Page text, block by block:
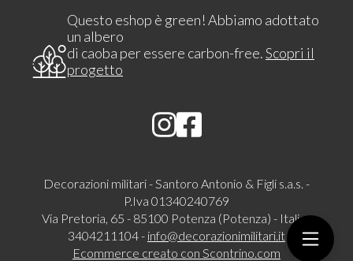
Questo eshop è green! Abbiamo adottato
un albero
di caoba per essere carbon-free.Scopri il
progetto
Decorazioni militari - Santoro Antonio & Figli s.a.s. -
P.Iva 01340240769
Via Pretoria, 65 - 85100 Potenza (Potenza) - Italia -
3404211104 - info@decorazionimilitari.it
Ecommerce creato con Scontrino.com